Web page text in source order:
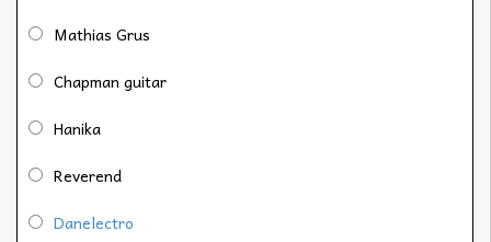
Mathias Grus
Chapman guitar
Hanika
Reverend
Danelectro